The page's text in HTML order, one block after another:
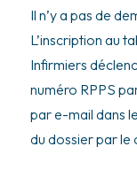
Il n’y a pas de
L’inscription au
Infirmiers
numéro RPPS
par e-mail dans
du dossier par le